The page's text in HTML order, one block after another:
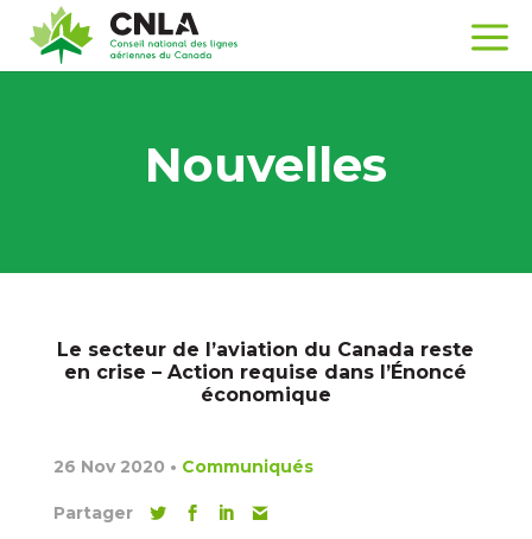
Nouvelles
Le secteur de l’aviation du Canada reste
en crise – Action requise dans l’Énoncé
économique
26 Nov 2020 • Communiqués
Partager